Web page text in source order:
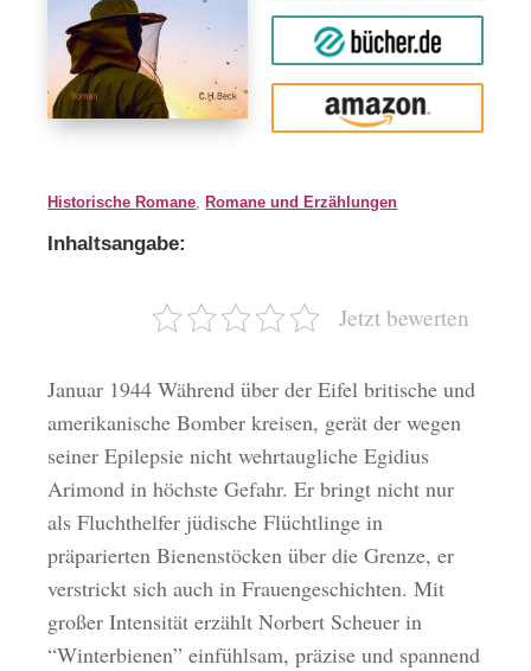
buecher.de
Amazon
Historische Romane, Romane und Erzählungen
Inhaltsangabe:
Jetzt bewerten
Januar 1944 Während über der Eifel britische und
amerikanische Bomber kreisen, gerät der wegen
seiner Epilepsie nicht wehrtaugliche Egidius
Arimond in höchste Gefahr. Er bringt nicht nur
als Fluchthelfer jüdische Flüchtlinge in
präparierten Bienenstöcken über die Grenze, er
verstrickt sich auch in Frauengeschichten. Mit
großer Intensität erzählt Norbert Scheuer in
“Winterbienen” einfühlsam, präzise und spannend